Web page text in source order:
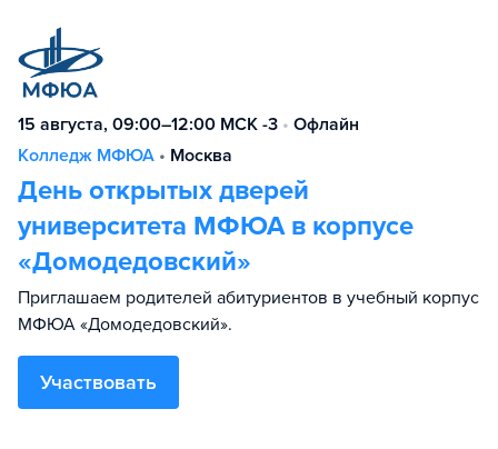
15 августа, 09:00–12:00 МСК -3 • Офлайн
Колледж МФЮА • Москва
День открытых дверей
университета МФЮА в корпусе
«Домодедовский»
Приглашаем родителей абитуриентов в учебный корпус
МФЮА «Домодедовский».
Участвовать